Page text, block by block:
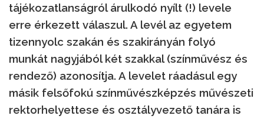
tájékozatlanságról árulkodó nyílt (!) levele
erre érkezett válaszul. A levél az egyetem
tizennyolc szakán és szakirányán folyó
munkát nagyjából két szakkal (színművész és
rendező) azonosítja. A levelet ráadásul egy
másik felsőfokú színművészképzés művészeti
rektorhelyettese és osztályvezető tanára is